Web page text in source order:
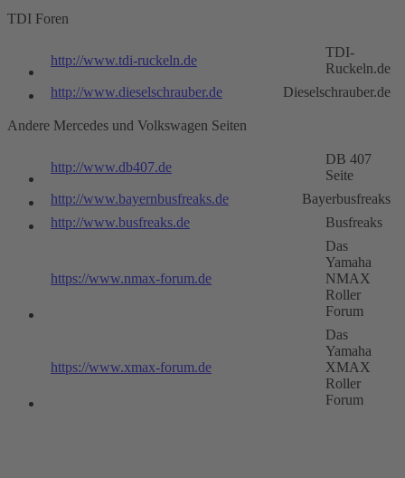
TDI Foren
http://www.tdi-ruckeln.de
TDI-
Ruckeln.de
http://www.dieselschrauber.de
Dieselschrauber.de
Andere Mercedes und Volkswagen Seiten
http://www.db407.de
DB 407
Seite
http://www.bayernbusfreaks.de
Bayerbusfreaks
http://www.busfreaks.de
Busfreaks
https://www.nmax-forum.de
Das
Yamaha
NMAX
Roller
Forum
https://www.xmax-forum.de
Das
Yamaha
XMAX
Roller
Forum